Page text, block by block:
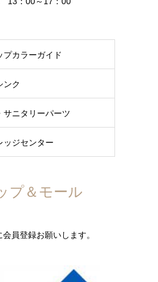
プカラーガイド
ンク
サニタリーパーツ
ッジセンター
プ＆モール
員登録お願いします。